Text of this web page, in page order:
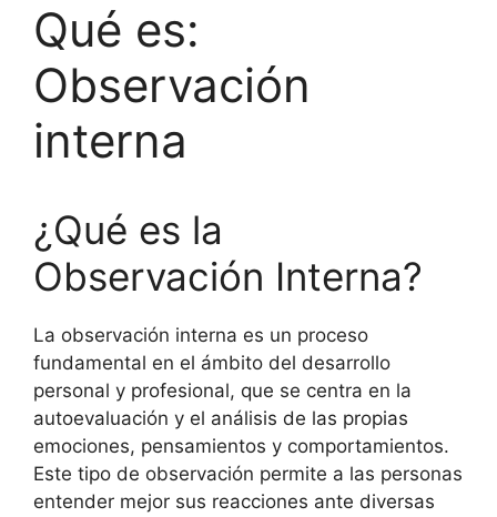
Qué es:
Observación
interna
¿Qué es la
Observación Interna?
La observación interna es un proceso
fundamental en el ámbito del desarrollo
personal y profesional, que se centra en la
autoevaluación y el análisis de las propias
emociones, pensamientos y comportamientos.
Este tipo de observación permite a las personas
entender mejor sus reacciones ante diversas